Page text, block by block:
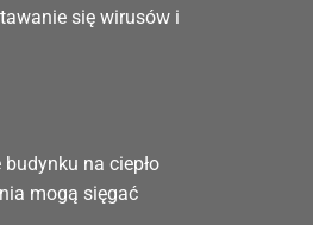
się wirusów i
na ciepło
mogą sięgać